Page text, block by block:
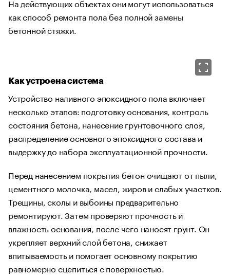
На действующих объектах они могут использоваться
как способ ремонта пола без полной замены
бетонной стяжки.
Как устроена система
Устройство наливного эпоксидного пола включает
несколько этапов: подготовку основания, контроль
состояния бетона, нанесение грунтовочного слоя,
распределение основного эпоксидного состава и
выдержку до набора эксплуатационной прочности.
Перед нанесением покрытия бетон очищают от пыли,
цементного молочка, масел, жиров и слабых участков.
Трещины, сколы и выбоины предварительно
ремонтируют. Затем проверяют прочность и
влажность основания, после чего наносят грунт. Он
укрепляет верхний слой бетона, снижает
впитываемость и помогает основному покрытию
равномерно сцепиться с поверхностью.